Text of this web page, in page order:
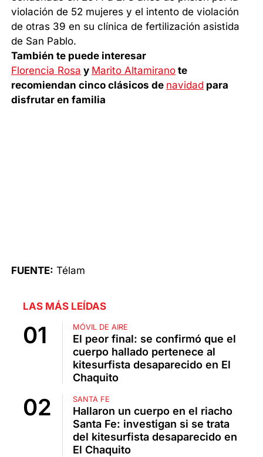
violación de 52 mujeres y el intento de violación
de otras 39 en su clínica de fertilización asistida
de San Pablo.
También te puede interesar
Florencia Rosa y Marito Altamirano te
recomiendan cinco clásicos de navidad para
disfrutar en familia
FUENTE: Télam
LAS MÁS LEÍDAS
MÓVIL DE AIRE
El peor final: se confirmó que el
cuerpo hallado pertenece al
kitesurfista desaparecido en El
Chaquito
SANTA FE
Hallaron un cuerpo en el riacho
Santa Fe: investigan si se trata
del kitesurfista desaparecido en
El Chaquito